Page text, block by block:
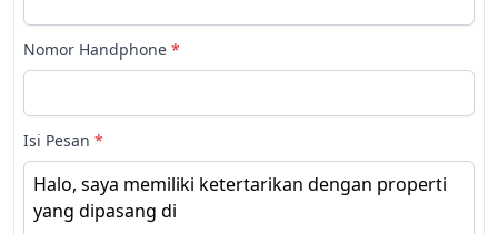
Nomor Handphone *
Isi Pesan *